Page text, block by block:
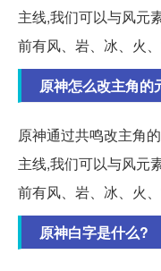
主线,我们可以与风元
前有风、岩、冰、火
原神怎么改主角的
原神通过共鸣改主角
主线,我们可以与风元
前有风、岩、冰、火
原神白字是什么?